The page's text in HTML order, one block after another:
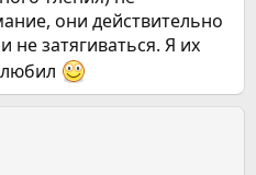
они действительно
не затягиваться. Я их